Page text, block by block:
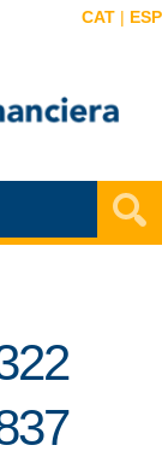
CAT | ESP